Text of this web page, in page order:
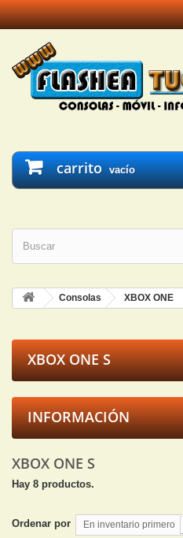
carrito vacío
Consolas XBOX ONE
XBOX ONE S
INFORMACIÓN
XBOX ONE S
Hay 8 productos.
Ordenar por En inventario primero